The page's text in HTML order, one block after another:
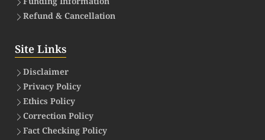
Refund & Cancellation
Site Links
Disclaimer
Privacy Policy
Ethics Policy
Correction Policy
Fact Checking Policy